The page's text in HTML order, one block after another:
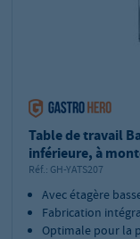
Table de travail
inférieure, à
Réf.: GH-YATS207
Avec étagère
Fabrication
Optimale pour la